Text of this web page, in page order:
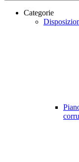
Categorie